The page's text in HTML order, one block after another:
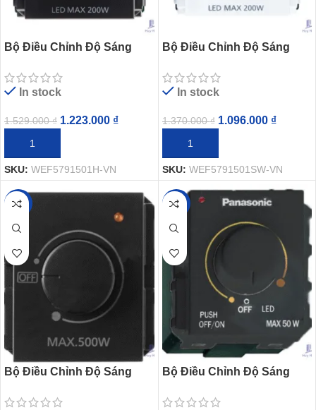
Bộ Điều Chỉnh Độ Sáng
WEF5791501H-VN Dòng
WideIn stock
1.529.000₫ 1.223.000 ₫
THÊM VÀO GIỎ HÀNG
SKU: WEF5791501H-VN
Bộ Điều Chỉnh Độ Sáng
WEF5791501SW-VN Dòng
WideIn stock
1.370.000₫ 1.096.000 ₫
THÊM VÀO GIỎ HÀNG
SKU: WEF5791501SW-VN
-25%
Bộ Điều Chỉnh Độ Sáng
WEG57912B-1 Dòng Gen-X
-20%
Bộ Điều Chỉnh Độ Sáng
WEG57912H Dòng Wide